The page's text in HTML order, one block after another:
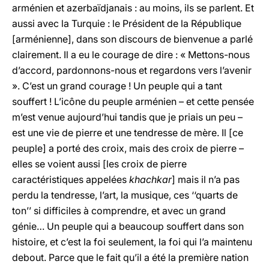
arménien et azerbaïdjanais : au moins, ils se parlent. Et
aussi avec la Turquie : le Président de la République
[arménienne], dans son discours de bienvenue a parlé
clairement. Il a eu le courage de dire : « Mettons-nous
d’accord, pardonnons-nous et regardons vers l’avenir
». C’est un grand courage ! Un peuple qui a tant
souffert ! L’icône du peuple arménien – et cette pensée
m’est venue aujourd’hui tandis que je priais un peu –
est une vie de pierre et une tendresse de mère. Il [ce
peuple] a porté des croix, mais des croix de pierre –
elles se voient aussi [les croix de pierre
caractéristiques appelées khachkar] mais il n’a pas
perdu la tendresse, l’art, la musique, ces ‘‘quarts de
ton’’ si difficiles à comprendre, et avec un grand
génie… Un peuple qui a beaucoup souffert dans son
histoire, et c’est la foi seulement, la foi qui l’a maintenu
debout. Parce que le fait qu’il a été la première nation